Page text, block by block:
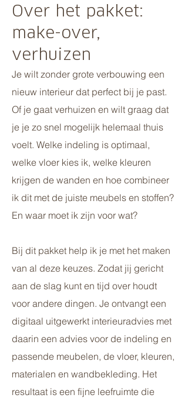
Over het pakket:
make-over,
verhuizen
Je wilt zonder grote verbouwing een
nieuw interieur dat perfect bij je past.
Of je gaat verhuizen en wilt graag dat
je je zo snel mogelijk helemaal thuis
voelt. Welke indeling is optimaal,
welke vloer kies ik, welke kleuren
krijgen de wanden en hoe combineer
ik dit met de juiste meubels en stoffen?
En waar moet ik zijn voor wat?
Bij dit pakket help ik je met het maken
van al deze keuzes. Zodat jij gericht
aan de slag kunt en tijd over houdt
voor andere dingen. Je ontvangt een
digitaal uitgewerkt interieuradvies met
daarin een advies voor de indeling en
passende meubelen, de vloer, kleuren,
materialen en wandbekleding. Het
resultaat is een fijne leefruimte die